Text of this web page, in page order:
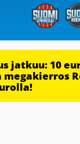
jatkuu: 10